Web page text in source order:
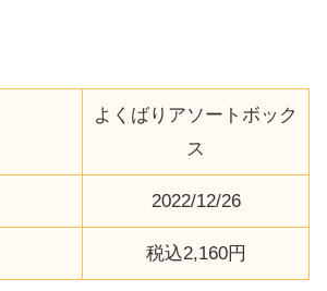
よくばりアソートボック
ス
2022/12/26
税込2,160円